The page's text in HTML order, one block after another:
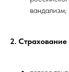
вандализм;
2.